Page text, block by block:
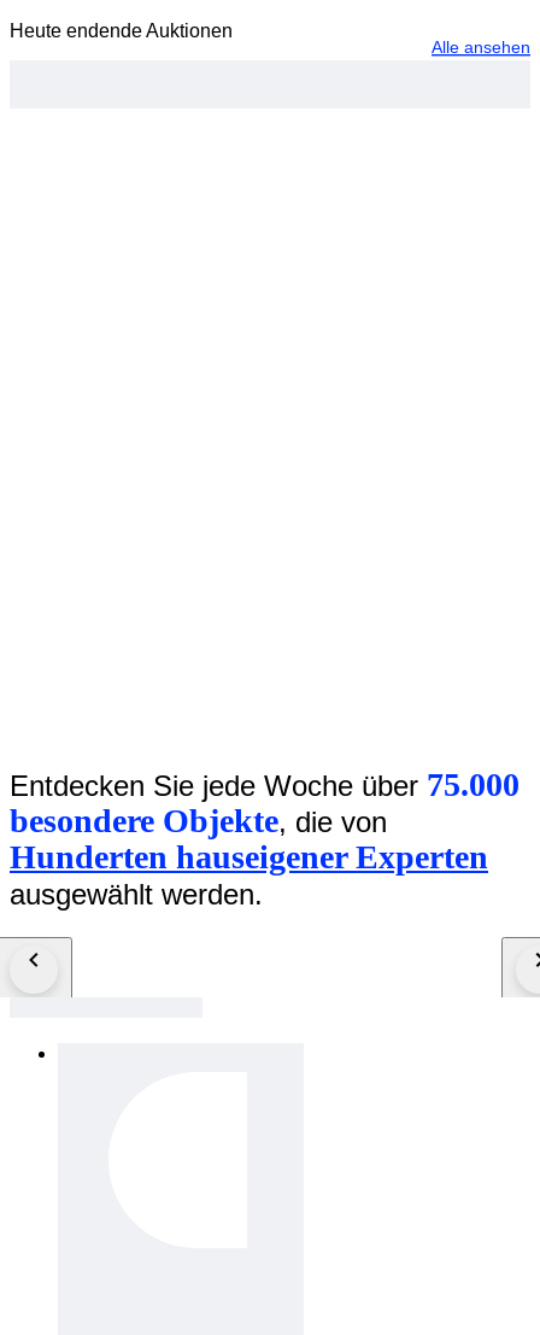
Heute endende Auktionen
Alle ansehen
Entdecken Sie jede Woche über 75.000
besondere Objekte, die von
Hunderten hauseigener Experten
ausgewählt werden.